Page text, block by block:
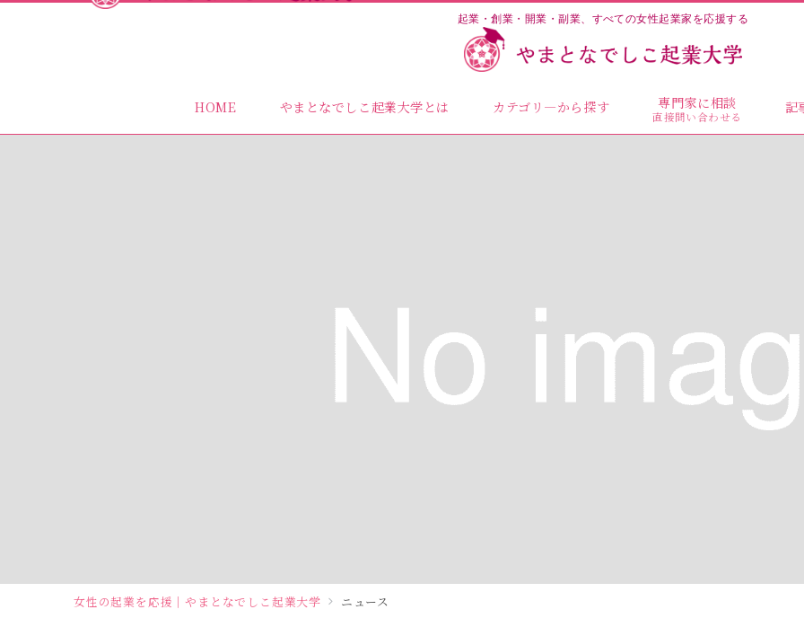
起業・創業・開業・副業、すべての女性起業家を応援する
HOME やまとなでしこ起業大学とは カテゴリ―から探す 専門家に相談
直接問い合わせる
記
女性の起業を応援｜やまとなでしこ起業大学 ニュース